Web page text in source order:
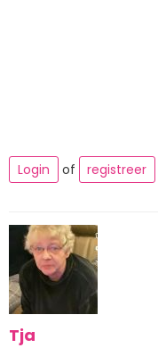
Login
of registreer
Tja